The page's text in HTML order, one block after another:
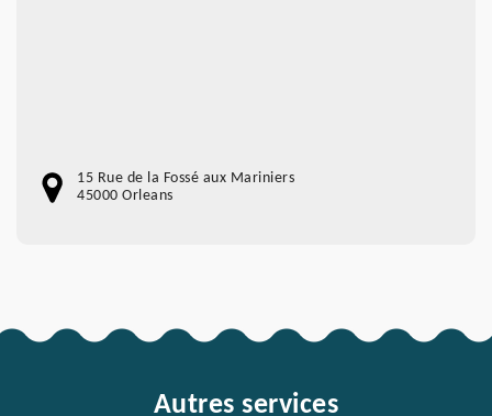
15 Rue de la Fossé aux Mariniers
45000 Orleans
Autres services